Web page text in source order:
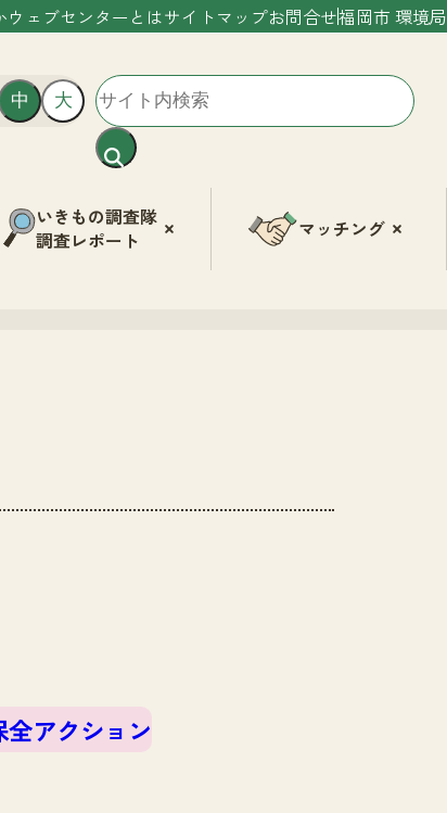
ェブセンターとはサイトマップお問合せ福岡市 環境局
中 大
いきもの調査隊
調査レポート
マッチング
全アクション